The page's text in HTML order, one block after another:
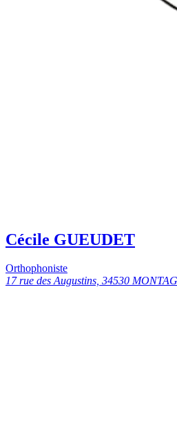
Cécile GUEUDET
Orthophoniste
17 rue des Augustins, 34530